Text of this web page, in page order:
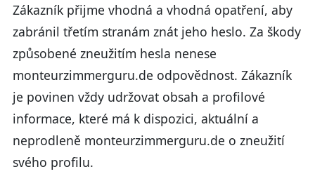
Zákazník přijme vhodná a vhodná opatření, aby
zabránil třetím stranám znát jeho heslo. Za škody
způsobené zneužitím hesla nenese
monteurzimmerguru.de odpovědnost. Zákazník
je povinen vždy udržovat obsah a profilové
informace, které má k dispozici, aktuální a
neprodleně monteurzimmerguru.de o zneužití
svého profilu.